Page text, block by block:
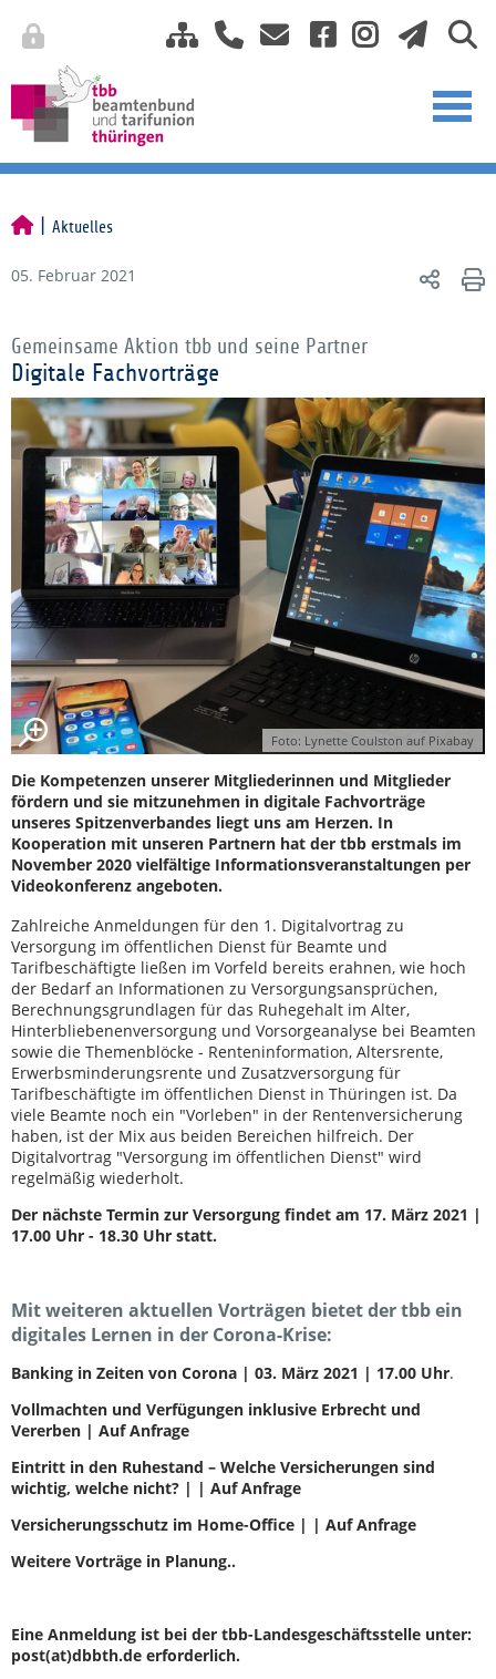
Aktuelles
05. Februar 2021
Gemeinsame Aktion tbb und seine Partner
Digitale Fachvorträge
Foto: Lynette Coulston auf Pixabay
Die Kompetenzen unserer Mitgliederinnen und Mitglieder
fördern und sie mitzunehmen in digitale Fachvorträge
unseres Spitzenverbandes liegt uns am Herzen. In
Kooperation mit unseren Partnern hat der tbb erstmals im
November 2020 vielfältige Informationsveranstaltungen per
Videokonferenz angeboten.
Zahlreiche Anmeldungen für den 1. Digitalvortrag zu
Versorgung im öffentlichen Dienst für Beamte und
Tarifbeschäftigte ließen im Vorfeld bereits erahnen, wie hoch
der Bedarf an Informationen zu Versorgungsansprüchen,
Berechnungsgrundlagen für das Ruhegehalt im Alter,
Hinterbliebenenversorgung und Vorsorgeanalyse bei Beamten
sowie die Themenblöcke - Renteninformation, Altersrente,
Erwerbsminderungsrente und Zusatzversorgung für
Tarifbeschäftigte im öffentlichen Dienst in Thüringen ist. Da
viele Beamte noch ein "Vorleben" in der Rentenversicherung
haben, ist der Mix aus beiden Bereichen hilfreich. Der
Digitalvortrag "Versorgung im öffentlichen Dienst" wird
regelmäßig wiederholt.
Der nächste Termin zur Versorgung findet am 17. März 2021 |
17.00 Uhr - 18.30 Uhr statt.
Mit weiteren aktuellen Vorträgen bietet der tbb ein
digitales Lernen in der Corona-Krise:
Banking in Zeiten von Corona | 03. März 2021 | 17.00 Uhr.
Vollmachten und Verfügungen inklusive Erbrecht und
Vererben | Auf Anfrage
Eintritt in den Ruhestand – Welche Versicherungen sind
wichtig, welche nicht? | | Auf Anfrage
Versicherungsschutz im Home-Office | | Auf Anfrage
Weitere Vorträge in Planung..
Eine Anmeldung ist bei der tbb-Landesgeschäftsstelle unter:
post(at)dbbth.de erforderlich.